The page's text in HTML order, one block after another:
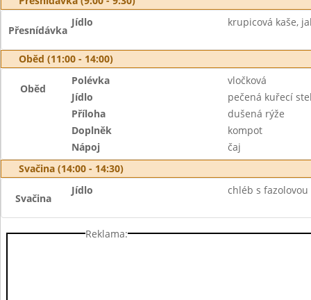
Přesnídávka
Jídlo krupicová kaše,
Oběd (11:00 - 14:00)
Oběd
Polévka
vločková
Jídlo
pečená kuřecí
Příloha
dušená rýže
Doplněk
kompot
Nápoj
čaj
Svačina (14:00 - 14:30)
Svačina
Jídlo chléb s
Reklama: